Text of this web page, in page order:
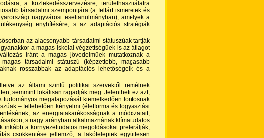
a közlekedésszervezésre, területhasználatra
társadalmi szempontjára (a feltárt ismeretek és
nagyvárosi esettanulmányban), amelyek a
enyhítésére, s az adaptációs stratégiák
az alacsonyabb társadalmi státuszúak tartják
a magas iskolai végzettségűek is az átlagot
iránt a magas jövedelműek mutatkoznak a
társadalmi státuszú (képzettebb, magasabb
rosszabbak az adaptációs lehetőségeik és a
az állami szintű politikai szervektől remélnek
semmint lokálisan ragadják meg. Jelentheti ez azt,
megalapozását kiemelkedően fontosnak
– feltehetően kényelmi (életforma és fogyasztási
az energiatakarékosságnak a módozatait,
s nagy arányban alkalmaznának klímatudatos
inkább a környezettudatos megoldásokat preferálják,
csökkentése jellemző; a lakótelepiek együttesen